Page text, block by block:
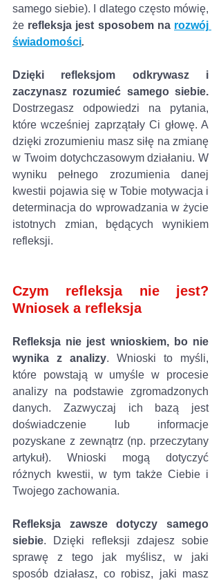
samego siebie). I dlatego często mówię,
że refleksja jest sposobem na rozwój
świadomości.
Dzięki refleksjom odkrywasz i
Dostrzegasz odpowiedzi na pytania,
które wcześniej zaprzątały Ci głowę. A
dzięki zrozumieniu masz siłę na zmianę
w Twoim dotychczasowym działaniu. W
wyniku pełnego zrozumienia danej
kwestii pojawia się w Tobie motywacja i
determinacja do wprowadzania w życie
istotnych zmian, będących wynikiem
refleksji.
Czym refleksja nie jest?
Wniosek a refleksja
Refleksja nie jest wnioskiem, bo nie
wynika z analizy. Wnioski to myśli,
które powstają w umyśle w procesie
analizy na podstawie zgromadzonych
danych. Zazwyczaj ich bazą jest
doświadczenie lub informacje
pozyskane z zewnątrz (np. przeczytany
artykuł). Wnioski mogą dotyczyć
różnych kwestii, w tym także Ciebie i
Twojego zachowania.
Refleksja zawsze dotyczy samego
siebie. Dzięki refleksji zdajesz sobie
sprawę z tego jak myślisz, w jaki
sposób działasz, co robisz, jaki masz